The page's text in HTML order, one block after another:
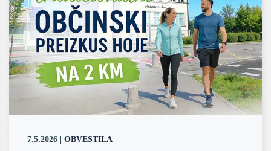
7.5.2026 OBVESTILA